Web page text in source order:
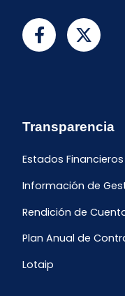
Transparencia
Estados Financieros
Información de
Rendición de
Plan Anual de
Lotaip